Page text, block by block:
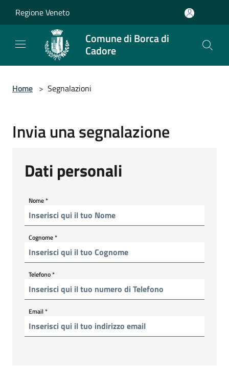
Regione Veneto
Comune di Borca di
Cadore
Home > Segnalazioni
Invia una segnalazione
Dati personali
Nome*
Cognome*
Telefono*
Email*